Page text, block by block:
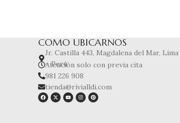
COMO UBICARNOS
Jr. Castilla 443, Magdalena del Mar, Lima
– Perú
Atención solo con previa cita
981 226 908
tienda@rivialldi.com